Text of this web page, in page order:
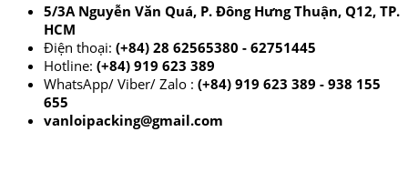
5/3A Nguyễn Văn Quá, P. Đông Hưng Thuận, Q12, TP.
HCM
Điện thoại: (+84) 28 62565380 - 62751445
Hotline: (+84) 919 623 389
WhatsApp/ Viber/ Zalo : (+84) 919 623 389 - 938 155
655
vanloipacking@gmail.com